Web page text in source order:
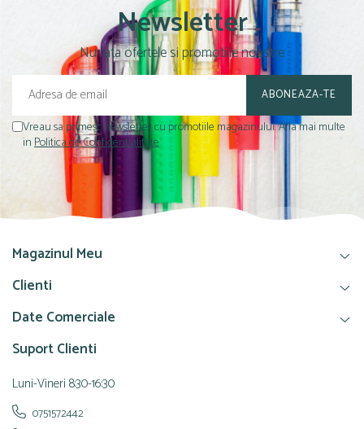
Newsletter
Nu rata ofertele si promotiile noastre
Vreau sa primesc newsletter cu promotiile magazinului. Afla mai multe
inPolitica de Confidentialitate
Magazinul Meu
Clienti
Date Comerciale
Suport Clienti
Luni-Vineri 8:30-16:30
0751572442